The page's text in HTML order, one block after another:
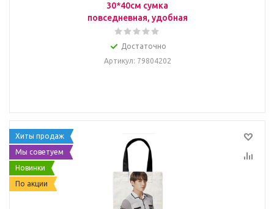
30*40см сумка
повседневная, удобная
Достаточно
Артикул: 79804202
Хиты продаж
Мы советуем
Новинки
По акции